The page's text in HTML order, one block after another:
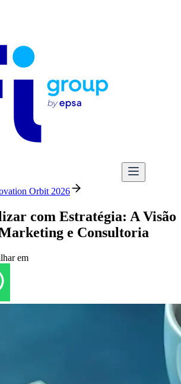
Orbit 2026
com Estratégia: A Visão
e Consultoria
em